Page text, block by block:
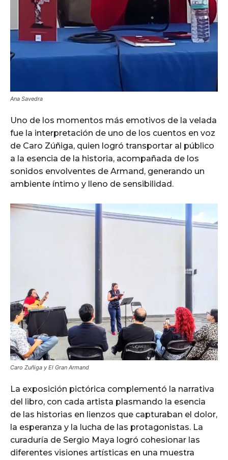
Ana Savedra
Uno de los momentos más emotivos de la velada
fue la interpretación de uno de los cuentos en voz
de Caro Zúñiga, quien logró transportar al público
a la esencia de la historia, acompañada de los
sonidos envolventes de Armand, generando un
ambiente íntimo y lleno de sensibilidad.
Caro Zuñiga y El Gran Armand
La exposición pictórica complementó la narrativa
del libro, con cada artista plasmando la esencia
de las historias en lienzos que capturaban el dolor,
la esperanza y la lucha de las protagonistas. La
curaduría de Sergio Maya logró cohesionar las
diferentes visiones artísticas en una muestra